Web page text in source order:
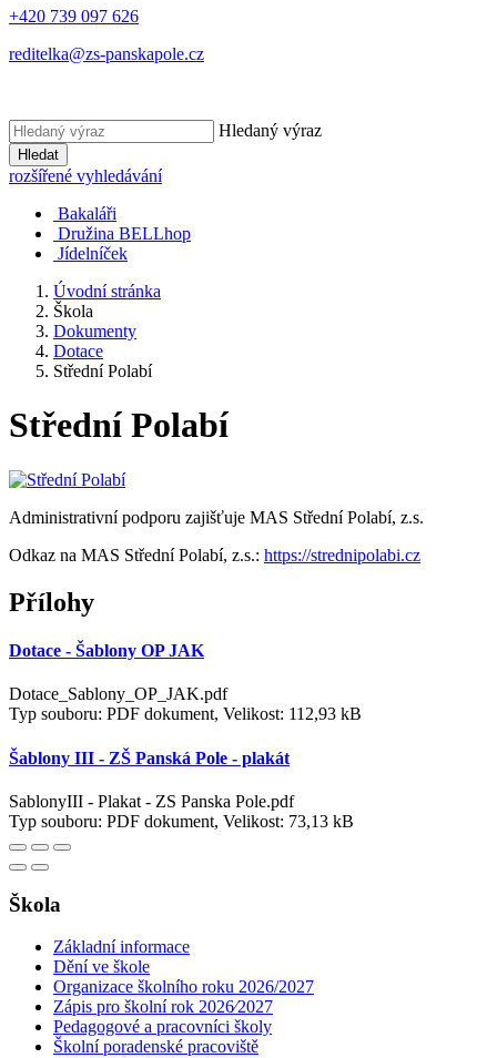
+420 739 097 626
reditelka@zs-panskapole.cz
Hledaný výraz
Hledat
rozšířené vyhledávání
Bakaláři
Družina BELLhop
Jídelníček
Úvodní stránka
Škola
Dokumenty
Dotace
Střední Polabí
Střední Polabí
Administrativní podporu zajišťuje MAS Střední Polabí, z.s.
Odkaz na MAS Střední Polabí, z.s.: https://strednipolabi.cz
Přílohy
Dotace - Šablony OP JAK
Dotace_Sablony_OP_JAK.pdf
Typ souboru: PDF dokument, Velikost: 112,93 kB
Šablony III - ZŠ Panská Pole - plakát
SablonyIII - Plakat - ZS Panska Pole.pdf
Typ souboru: PDF dokument, Velikost: 73,13 kB
Škola
Základní informace
Dění ve škole
Organizace školního roku 2026/2027
Zápis pro školní rok 2026⁄2027
Pedagogové a pracovníci školy
Školní poradenské pracoviště